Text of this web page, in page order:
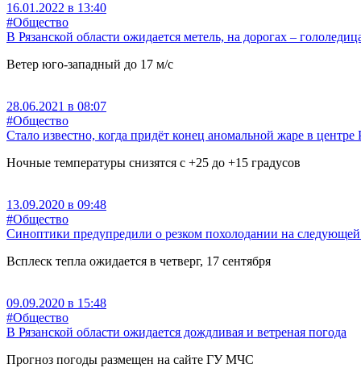
16.01.2022 в 13:40
#Общество
В Рязанской области ожидается метель, на дорогах –
Ветер юго-западный до 17 м/с
28.06.2021 в 08:07
#Общество
Стало известно, когда придёт конец аномальной жаре в центре
Ночные температуры снизятся с +25 до +15 градусов
13.09.2020 в 09:48
#Общество
Синоптики предупредили о резком похолодании на следующей
Всплеск тепла ожидается в четверг, 17 сентября
09.09.2020 в 15:48
#Общество
В Рязанской области ожидается дождливая и ветреная погода
Прогноз погоды размещен на сайте ГУ МЧС